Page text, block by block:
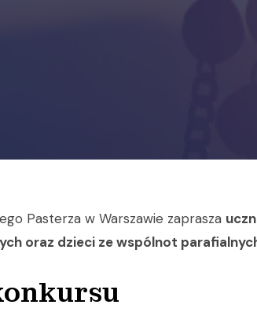
Pasterza w Warszawie zaprasza
oraz dzieci ze wspólnot